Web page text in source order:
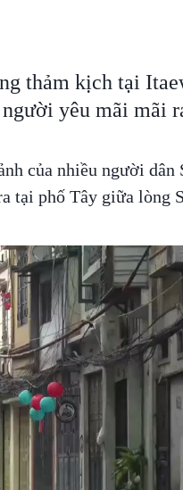
thảm kịch tại
yêu mãi mãi
của nhiều người dân
tại phố Tây giữa lòng